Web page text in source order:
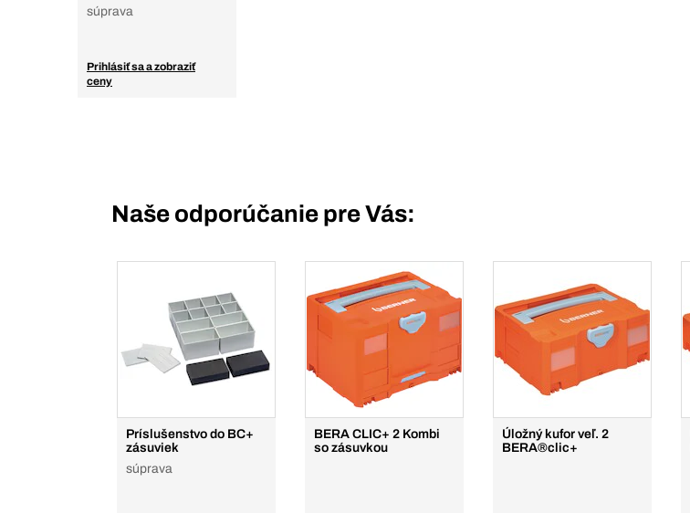
súprava
Prihlásiť sa a zobraziť
ceny
Naše odporúčanie pre Vás:
Príslušenstvo do BC+
zásuviek
súprava
BERA CLIC+ 2 Kombi
so zásuvkou
Úložný kufor veľ. 2
BERA®clic+